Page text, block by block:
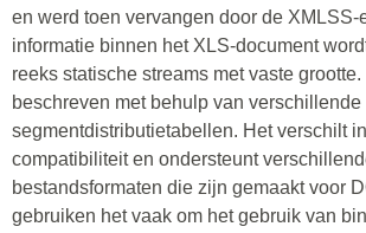
en werd toen vervangen door de XMLSS-
informatie binnen het XLS-document
reeks statische streams met vaste
beschreven met behulp van verschillende
segmentdistributietabellen. Het verschilt
compatibiliteit en ondersteunt
bestandsformaten die zijn gemaakt voor
gebruiken het vaak om het gebruik van